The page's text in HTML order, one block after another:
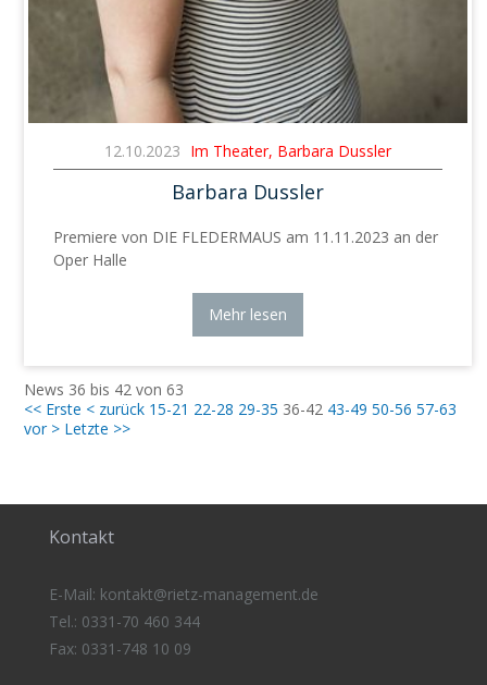
12.10.2023 Im Theater, Barbara Dussler
Barbara Dussler
Premiere von DIE FLEDERMAUS am 11.11.2023 an der
Oper Halle
Mehr lesen
News 36 bis 42 von 63
<< Erste < zurück 15-21 22-28 29-35 36-42 43-49 50-56 57-63
vor > Letzte >>
Kontakt
E-Mail: kontakt@rietz-management.de
Tel.: 0331-70 460 344
Fax: 0331-748 10 09